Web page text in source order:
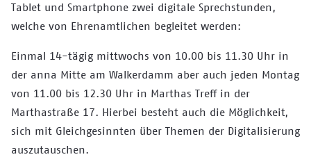
Tablet und Smartphone zwei digitale Sprechstunden,
welche von Ehrenamtlichen begleitet werden:
Einmal 14-tägig mittwochs von 10.00 bis 11.30 Uhr in
der anna Mitte am Walkerdamm aber auch jeden Montag
von 11.00 bis 12.30 Uhr in Marthas Treff in der
Marthastraße 17. Hierbei besteht auch die Möglichkeit,
sich mit Gleichgesinnten über Themen der Digitalisierung
auszutauschen.